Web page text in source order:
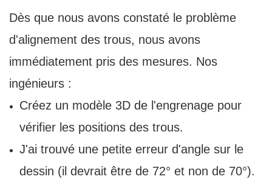
Dès que nous avons constaté le problème
d'alignement des trous, nous avons
immédiatement pris des mesures. Nos
ingénieurs :
Créez un modèle 3D de l'engrenage pour
vérifier les positions des trous.
J'ai trouvé une petite erreur d'angle sur le
dessin (il devrait être de 72° et non de 70°).